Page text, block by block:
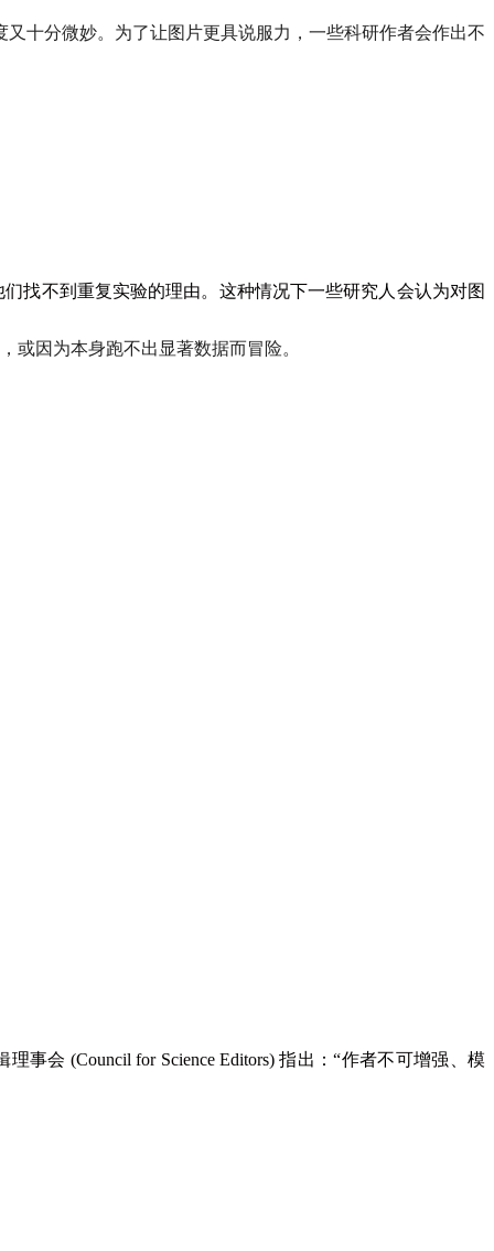
十分微妙。为了让图片更具说服力，一些科研作者会作出不
找不到重复实验的理由。这种情况下一些研究人会认为对图
或因为本身跑不出显著数据而冒险。
理事会 (Council for Science Editors)指出：“作者不可增强、模